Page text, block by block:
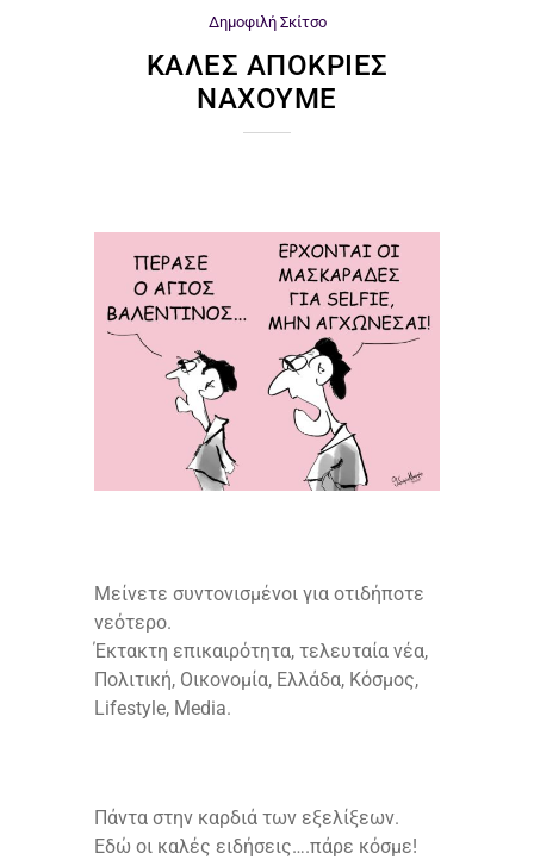
Δημοφιλή Σκίτσο
ΚΑΛΈΣ ΑΠΟΚΡΙΈΣ
ΝΆΧΟΥΜΕ
Μείνετε συντονισμένοι για οτιδήποτε
νεότερο.
Έκτακτη επικαιρότητα, τελευταία νέα,
Πολιτική, Οικονομία, Ελλάδα, Κόσμος,
Lifestyle, Media.
Πάντα στην καρδιά των εξελίξεων.
Εδώ οι καλές ειδήσεις….πάρε κόσμε!